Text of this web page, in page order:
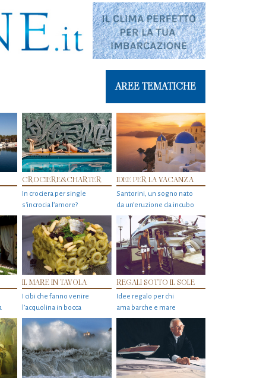
AREE TEMATICHE
CROCIERE&CHARTER
In crociera per single
s'incrocia l’amore?
IDEE PER LA VACANZA
Santorini, un sogno nato
da un’eruzione da incubo
IL MARE IN TAVOLA
I cibi che fanno venire
l’acquolina in bocca
REGALI SOTTO IL SOLE
Idee regalo per chi
ama barche e mare